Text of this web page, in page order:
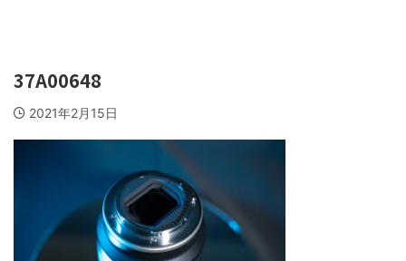
37A00648
2021年2月15日